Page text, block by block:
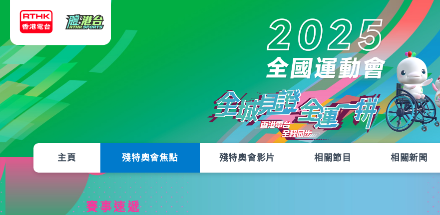
主頁 殘特奧會焦點 殘特奧會影片 相關節目 相關新聞
賽事速遞